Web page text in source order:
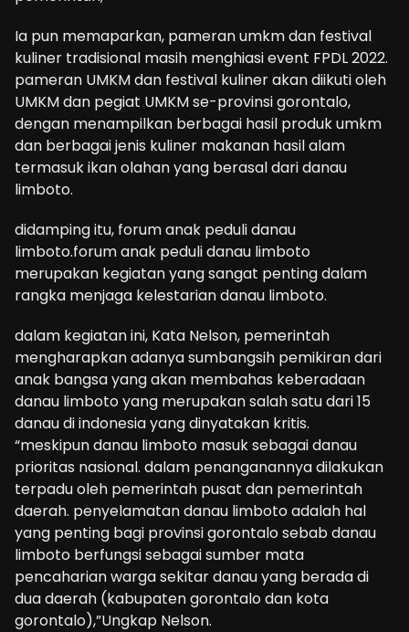
Ia pun memaparkan, pameran umkm dan festival
kuliner tradisional masih menghiasi event FPDL 2022.
pameran UMKM dan festival kuliner akan diikuti oleh
UMKM dan pegiat UMKM se-provinsi gorontalo,
dengan menampilkan berbagai hasil produk umkm
dan berbagai jenis kuliner makanan hasil alam
termasuk ikan olahan yang berasal dari danau
limboto.
didamping itu, forum anak peduli danau
limboto.forum anak peduli danau limboto
merupakan kegiatan yang sangat penting dalam
rangka menjaga kelestarian danau limboto.
dalam kegiatan ini, Kata Nelson, pemerintah
mengharapkan adanya sumbangsih pemikiran dari
anak bangsa yang akan membahas keberadaan
danau limboto yang merupakan salah satu dari 15
danau di indonesia yang dinyatakan kritis.
“meskipun danau limboto masuk sebagai danau
prioritas nasional. dalam penanganannya dilakukan
terpadu oleh pemerintah pusat dan pemerintah
daerah. penyelamatan danau limboto adalah hal
yang penting bagi provinsi gorontalo sebab danau
limboto berfungsi sebagai sumber mata
pencaharian warga sekitar danau yang berada di
dua daerah (kabupaten gorontalo dan kota
gorontalo),”Ungkap Nelson.